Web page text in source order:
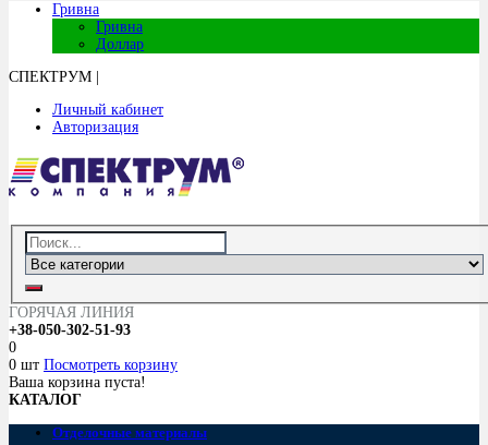
Гривна
Гривна
Доллар
СПЕКТРУМ
Личный кабинет
Авторизация
ГОРЯЧАЯ ЛИНИЯ
+38-050-302-51-93
0
0 шт Посмотреть корзину
Ваша корзина пуста!
КАТАЛОГ
Отделочные материалы